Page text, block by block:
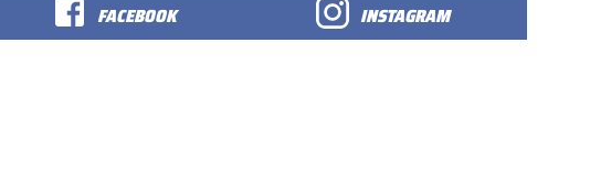
FACEBOOK INSTAGRAM